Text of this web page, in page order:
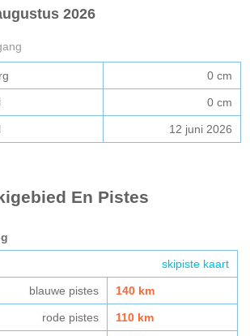
2026
0 cm
0 cm
12 juni 2026
En Pistes
skipiste kaart
blauwe pistes 140 km
rode pistes 110 km